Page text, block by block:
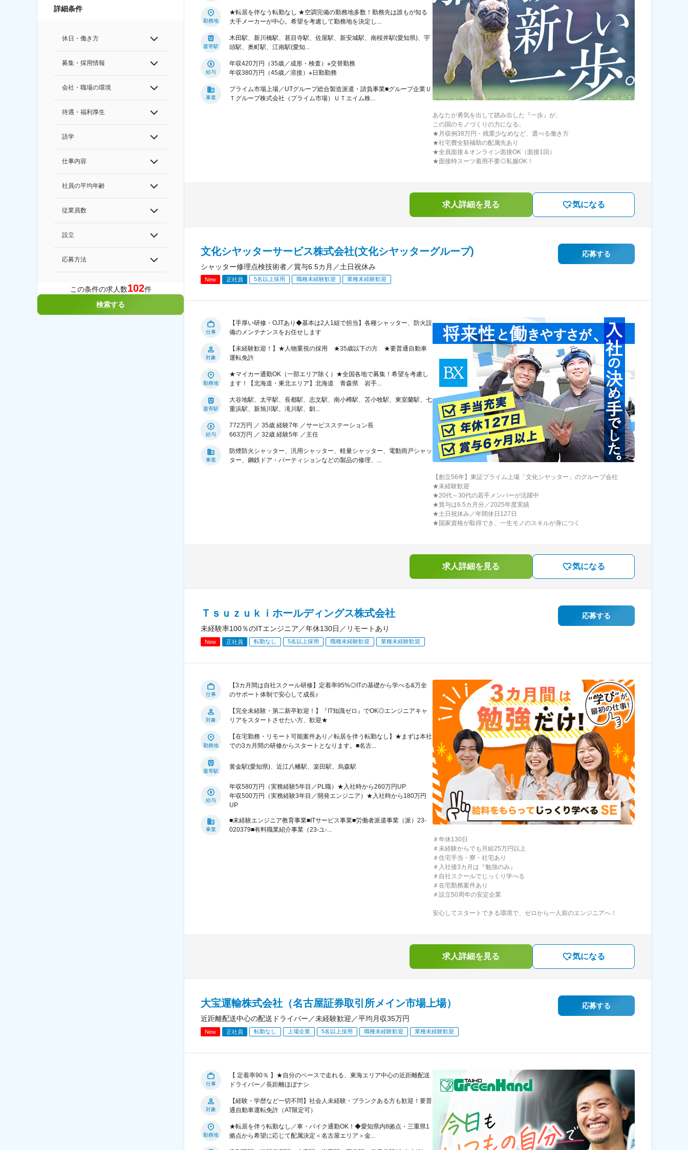
詳細条件
休日・働き方
募集・採用情報
会社・職場の環境
待遇・福利厚生
語学
仕事内容
社員の平均年齢
従業員数
設立
応募方法
この条件の求人数102件
検索する
勤務地
★転居を伴なう転勤なし ★空調完備の勤務地多数！勤務先は誰もが知る
大手メーカーが中心。希望を考慮して勤務地を決定し...
最寄駅
木田駅、新川橋駅、甚目寺駅、佐屋駅、新安城駅、南桜井駅(愛知県)、宇
頭駅、奥町駅、江南駅(愛知...
給与
年収420万円（35歳／成形・検査）※交替勤務
年収380万円（45歳／溶接）※日勤勤務
事業
プライム市場上場／UTグループ総合製造派遣・請負事業■グループ企業Ｕ
Ｔグループ株式会社（プライム市場）ＵＴエイム株...
あなたが勇気を出して踏み出した『一歩』が、
この国のモノづくりの力になる。
★月収例38万円・残業少なめなど、選べる働き方
★社宅費全額補助の配属先あり
★全員面接＆オンライン面接OK（面接1回）
★面接時スーツ着用不要◎私服OK！
求人詳細を見る 気になる
文化シヤッターサービス株式会社(文化シヤッターグループ)
シャッター修理点検技術者／賞与6.5カ月／土日祝休み
New 正社員 5名以上採用 職種未経験歓迎 業種未経験歓迎
応募する
仕事
【手厚い研修・OJTあり◆基本は2人1組で担当】各種シャッター、防火設
備のメンテナンスをお任せします
対象
【未経験歓迎！】★人物重視の採用 ★35歳以下の方 ★要普通自動車
運転免許
勤務地
★マイカー通勤OK（一部エリア除く）★全国各地で募集！希望を考慮し
ます！【北海道・東北エリア】北海道 青森県 岩手...
最寄駅
大谷地駅、太平駅、長都駅、志文駅、南小樽駅、苫小牧駅、東室蘭駅、七
重浜駅、新旭川駅、滝川駅、釧...
給与
772万円 ／ 35歳 経験7年 ／サービスステーション長
663万円 ／ 32歳 経験5年 ／主任
事業
防煙防火シャッター、汎用シャッター、軽量シャッター、電動雨戸シャッ
ター、鋼鉄ドア・パーティションなどの製品の修理、...
【創立56年】東証プライム上場「文化シヤッター」のグループ会社
★未経験歓迎
★20代～30代の若手メンバーが活躍中
★賞与は6.5カ月分／2025年度実績
★土日祝休み／年間休日127日
★国家資格が取得でき、一生モノのスキルが身につく
求人詳細を見る 気になる
Ｔｓｕｚｕｋｉホールディングス株式会社
未経験率100％のITエンジニア／年休130日／リモートあり
New 正社員 転勤なし 5名以上採用 職種未経験歓迎 業種未経験歓迎
応募する
仕事
【3カ月間は自社スクール研修】定着率95%◎ITの基礎から学べる&万全
のサポート体制で安心して成長♪
対象
【完全未経験・第二新卒歓迎！】『IT知識ゼロ』でOK◎エンジニアキャ
リアをスタートさせたい方、歓迎★
勤務地
【在宅勤務・リモート可能案件あり／転居を伴う転勤なし】★まずは本社
での3カ月間の研修からスタートとなります。■名古...
最寄駅
黄金駅(愛知県)、近江八幡駅、楽田駅、烏森駅
給与
年収580万円（実務経験5年目／PL職）★入社時から260万円UP
年収500万円（実務経験3年目／開発エンジニア）★入社時から180万円
UP
事業
■未経験エンジニア教育事業■ITサービス事業■労働者派遣事業（派）23-
020379■有料職業紹介事業（23-ユ-...
＃年休130日
＃未経験からでも月給25万円以上
＃住宅手当・寮・社宅あり
＃入社後3カ月は『勉強のみ』
＃自社スクールでじっくり学べる
＃在宅勤務案件あり
＃設立50周年の安定企業
安心してスタートできる環境で、ゼロから一人前のエンジニアへ！
求人詳細を見る 気になる
大宝運輸株式会社（名古屋証券取引所メイン市場上場）
近距離配送中心の配送ドライバー／未経験歓迎／平均月収35万円
New 正社員 転勤なし 上場企業 5名以上採用 職種未経験歓迎 業種未経験歓迎
応募する
仕事
【 定着率90％ 】★自分のペースで走れる、東海エリア中心の近距離配送
ドライバー／長距離ほぼナシ
対象
【経験・学歴など一切不問】社会人未経験・ブランクある方も歓迎！要普
通自動車運転免許（AT限定可）
勤務地
★転居を伴う転勤なし／車・バイク通勤OK！◆愛知県内8拠点・三重県1
拠点から希望に応じて配属決定＜名古屋エリア＞金...